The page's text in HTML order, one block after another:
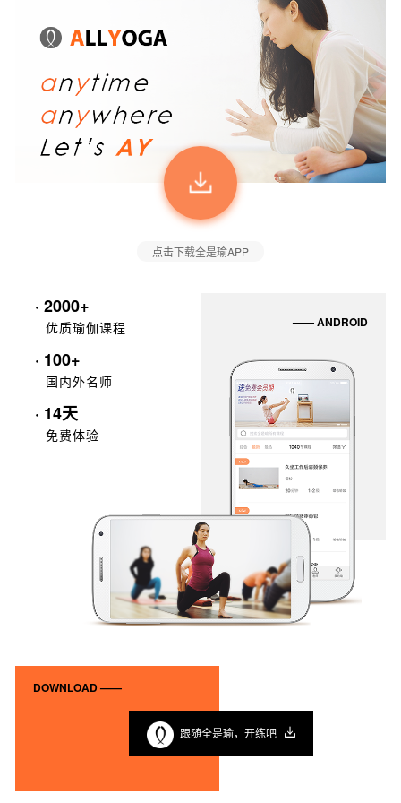
点击下载全是瑜APP
· 2000+
优质瑜伽课程
· 100+
国内外名师
· 14天
免费体验
—— ANDROID
DOWNLOAD ——
跟随全是瑜，开练吧